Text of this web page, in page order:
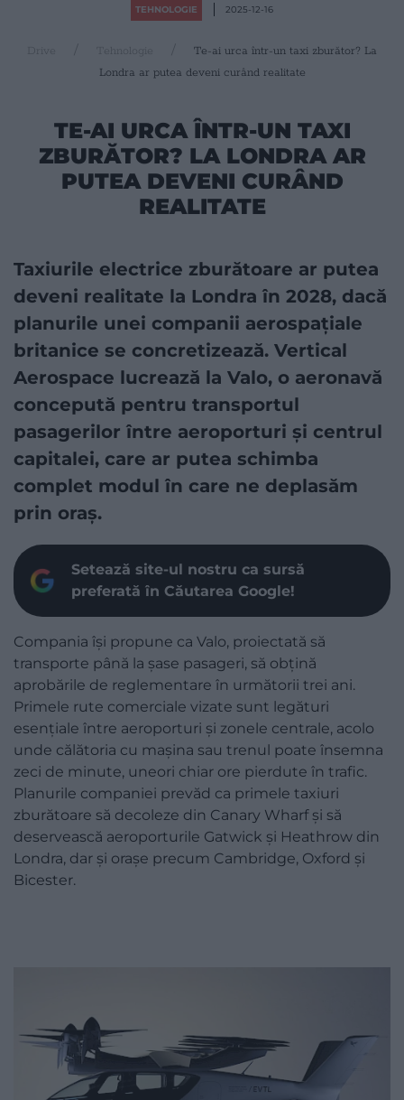
TEHNOLOGIE 2025-12-16
Drive
Te-ai urca într-un taxi zburător? La
Londra ar putea deveni curând realitate
TE-AI URCA ÎNTR-UN TAXI
ZBURĂTOR? LA LONDRA AR
PUTEA DEVENI CURÂND
REALITATE
Taxiurile electrice zburătoare ar putea
deveni realitate la Londra în 2028, dacă
planurile unei companii aerospațiale
britanice se concretizează. Vertical
Aerospace lucrează la Valo, o aeronavă
concepută pentru transportul
pasagerilor între aeroporturi și centrul
capitalei, care ar putea schimba
complet modul în care ne deplasăm
prin oraș.
Setează site-ul nostru ca sursă
preferată în Căutarea Google!
Compania își propune ca Valo, proiectată să
transporte până la șase pasageri, să obțină
aprobările de reglementare în următorii trei ani.
Primele rute comerciale vizate sunt legături
esențiale între aeroporturi și zonele centrale, acolo
unde călătoria cu mașina sau trenul poate însemna
zeci de minute, uneori chiar ore pierdute în trafic.
Planurile companiei prevăd ca primele taxiuri
zburătoare să decoleze din Canary Wharf și să
deservească aeroporturile Gatwick și Heathrow din
Londra, dar și orașe precum Cambridge, Oxford și
Bicester.